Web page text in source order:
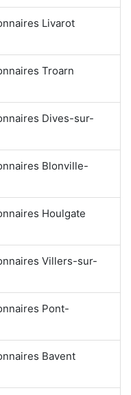
Livarot
Troarn
Dives-sur-
Blonville-
Houlgate
Villers-sur-
Pont-
Bavent